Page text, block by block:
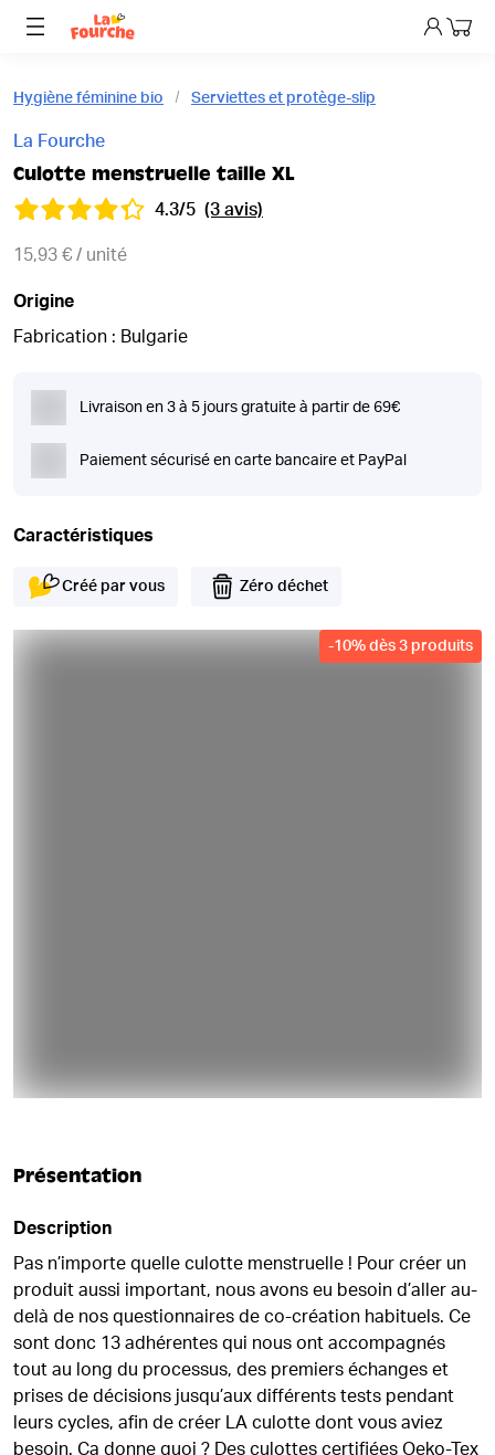
Mon
Hygiène féminine bio Serviettes et protège-slip
La Fourche
Culotte menstruelle taille XL
4.3/5 (3 avis)
15,93 € / unité
Origine
Fabrication : Bulgarie
Livraison en 3 à 5 jours gratuite à partir de 69€
Paiement sécurisé en carte bancaire et PayPal
Caractéristiques
Créé par vous Zéro déchet
-10% dès 3 produits
Présentation
Description
Pas n’importe quelle culotte menstruelle ! Pour créer un
produit aussi important, nous avons eu besoin d’aller au-
delà de nos questionnaires de co-création habituels. Ce
sont donc 13 adhérentes qui nous ont accompagnés
tout au long du processus, des premiers échanges et
prises de décisions jusqu’aux différents tests pendant
leurs cycles, afin de créer LA culotte dont vous aviez
besoin. Ça donne quoi ? Des culottes certifiées Oeko-Tex